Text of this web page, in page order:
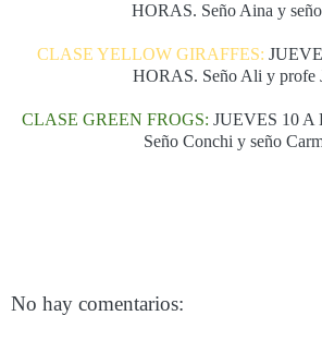
HORAS. Seño Aina y
CLASE YELLOW GIRAFFES:
HORAS. Seño Ali y profe
CLASE GREEN FROGS: JUEVES 10 A
Seño Conchi y seño
No hay comentarios: